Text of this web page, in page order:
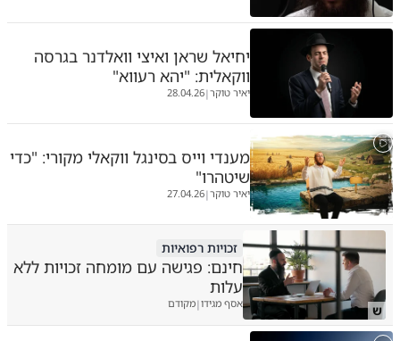
יחיאל שראן ואיצי וואלדנר בגרסה
ווקאלית: "יהא רעווא"
יאיר טוקר|
28.04.26
מענדי וייס בסינגל ווקאלי מקורי: "כדי
שיטהרו"
יאיר טוקר|
27.04.26
ש
זכויות רפואיות
חינם: פגישה עם מומחה זכויות ללא
עלות
אסף מגידו|מקודם